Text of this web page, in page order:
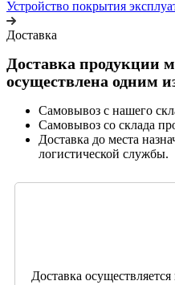
Устройство покрытия
Доставка
Доставка продукции
осуществлена одним
Самовывоз с нашего
Самовывоз со склада
Доставка до места
логистической службы.
Доставка